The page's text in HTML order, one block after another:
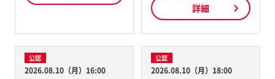
詳細
公認
2026.08.10（月）16:00
公認
2026.08.10（月）18:00